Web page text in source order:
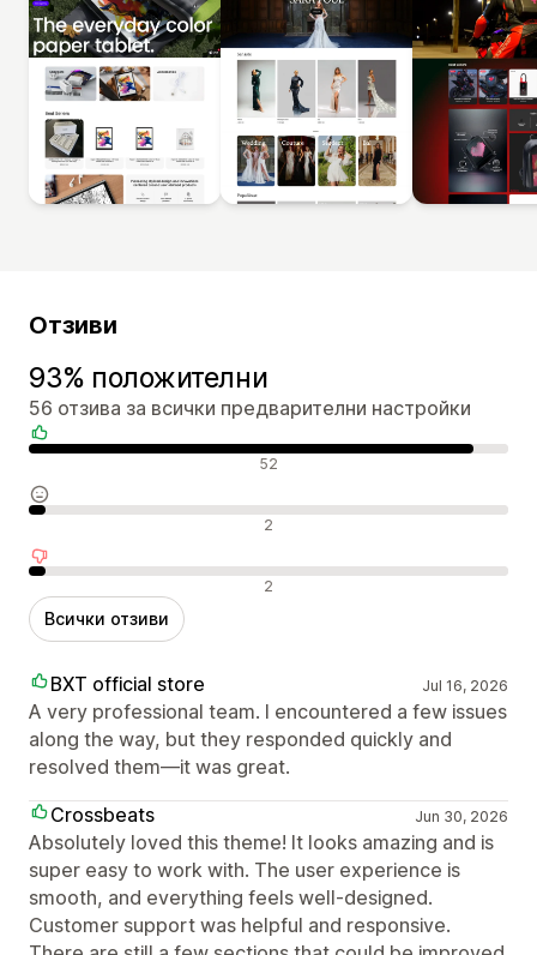
Отзиви
93% положителни
56 отзива за всички предварителни настройки
Положителни отзиви 52
Неутрални отзиви 2
Отрицателни отзиви 2
Всички отзиви
BXT official store Jul 16, 2026
A very professional team. I encountered a few issues
along the way, but they responded quickly and
resolved them—it was great.
Crossbeats
Jun 30, 2026
Absolutely loved this theme! It looks amazing and is
super easy to work with. The user experience is
smooth, and everything feels well-designed.
Customer support was helpful and responsive.